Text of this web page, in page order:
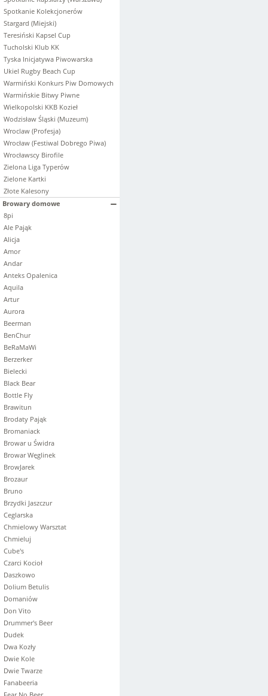
Spotkanie Kolekcjonerów
Stargard (Miejski)
Teresiński Kapsel Cup
Tucholski Klub KK
Tyska Inicjatywa Piwowarska
Ukiel Rugby Beach Cup
Warmiński Konkurs Piw Domowych
Warmińskie Bitwy Piwne
Wielkopolski KKB Kozieł
Wodzisław Śląski (Muzeum)
Wroclaw (Profesja)
Wrocław (Festiwal Dobrego Piwa)
Wrocławscy Birofile
Zielona Liga Typerów
Zielone Kartki
Złote Kalesony
Browary domowe
8pi
Ale Pająk
Alicja
Amor
Andar
Anteks Opalenica
Aquila
Artur
Aurora
Beerman
BenChur
BeRaMaWi
Berzerker
Bielecki
Black Bear
Bottle Fly
Brawitun
Brodaty Pająk
Bromaniack
Browar u Świdra
Browar Węglinek
BrowJarek
Brozaur
Bruno
Brzydki Jaszczur
Ceglarska
Chmielowy Warsztat
Chmieluj
Cube's
Czarci Kocioł
Daszkowo
Dolium Betulis
Domaniów
Don Vito
Drummer's Beer
Dudek
Dwa Kozły
Dwie Kole
Dwie Twarze
Fanabeeria